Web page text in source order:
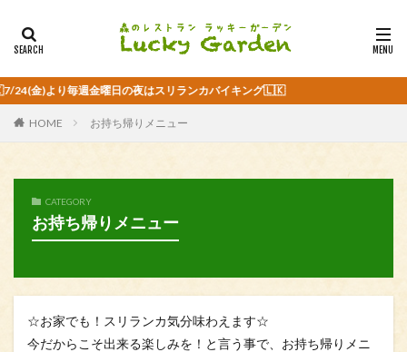
り毎週金曜日の夜はスリランカバイキング🇱🇰
HOME お持ち帰りメニュー
CATEGORY
お持ち帰りメニュー
☆お家でも！スリランカ気分味わえます☆
今だからこそ出来る楽しみを！と言う事で、お持ち帰りメニ